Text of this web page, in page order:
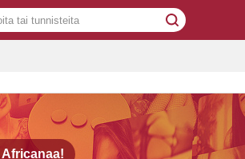
Africanaa!